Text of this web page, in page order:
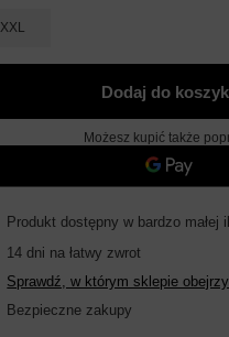
XXL
Dodaj do
Możesz kupić także
Produkt dostępny w bardzo małej
14 dni na łatwy zwrot
Sprawdź, w którym sklepie
Bezpieczne zakupy